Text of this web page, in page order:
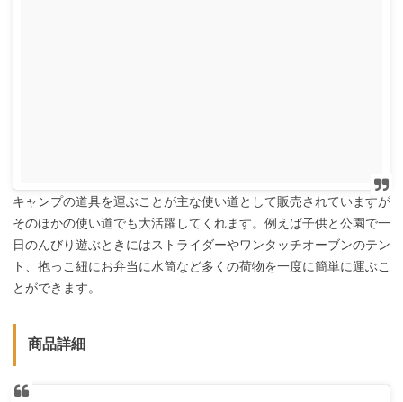
キャンプの道具を運ぶことが主な使い道として販売されていますが
そのほかの使い道でも大活躍してくれます。例えば子供と公園で一
日のんびり遊ぶときにはストライダーやワンタッチオーブンのテン
ト、抱っこ紐にお弁当に水筒など多くの荷物を一度に簡単に運ぶこ
とができます。
商品詳細